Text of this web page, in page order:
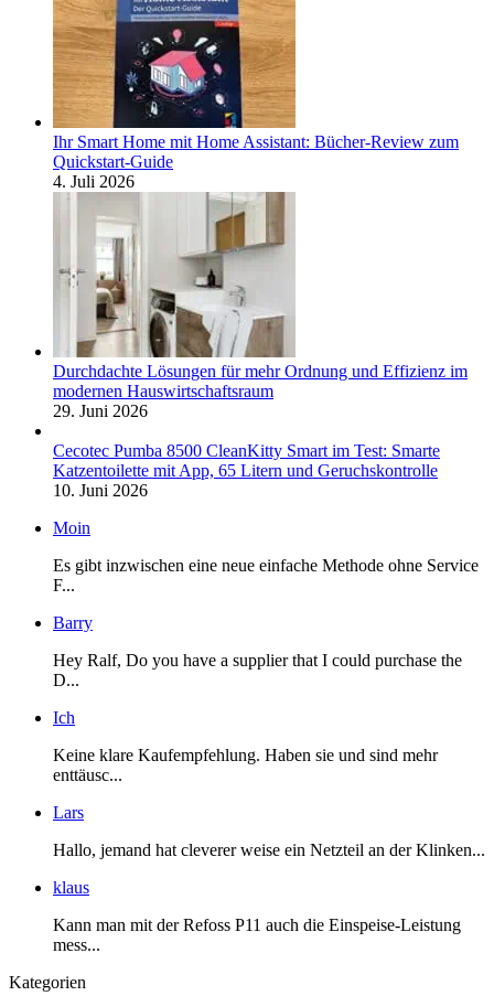
Ihr Smart Home mit Home Assistant: Bücher-Review zum
Quickstart-Guide
4. Juli 2026
Durchdachte Lösungen für mehr Ordnung und Effizienz im
modernen Hauswirtschaftsraum
29. Juni 2026
Cecotec Pumba 8500 CleanKitty Smart im Test: Smarte
Katzentoilette mit App, 65 Litern und Geruchskontrolle
10. Juni 2026
Moin
Es gibt inzwischen eine neue einfache Methode ohne Service
F...
Barry
Hey Ralf, Do you have a supplier that I could purchase the
D...
Ich
Keine klare Kaufempfehlung. Haben sie und sind mehr
enttäusc...
Lars
Hallo, jemand hat cleverer weise ein Netzteil an der Klinken...
klaus
Kann man mit der Refoss P11 auch die Einspeise-Leistung
mess...
Kategorien